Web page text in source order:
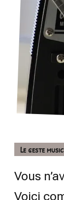
Le geste
Vous
Voici